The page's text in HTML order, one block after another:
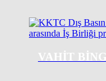
VAHIT